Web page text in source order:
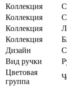
Коллекция
Коллекция
Коллекция
Коллекция
Дизайн
Вид ручки
Цветовая
группа